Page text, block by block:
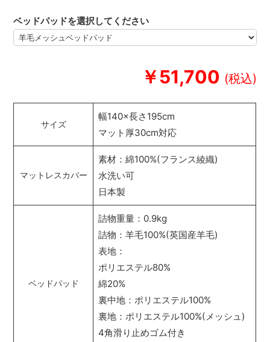
￥51,700
ベッドパッドを選択してください
サイズ
幅140×長さ195cm
マット厚30cm対応
マットレスカバー
素材：綿100%(フランス綾織)
水洗い可
日本製
ベッドパッド
詰物重量：0.9kg
詰物：羊毛100%(英国産羊毛)
表地：
ポリエステル80%
綿20%
裏中地：ポリエステル100%
裏地：ポリエステル100%(メッシュ)
4角滑り止めゴム付き